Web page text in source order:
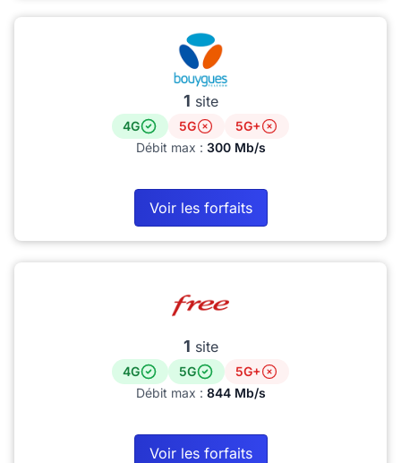
1 site
4G 5G
5G+
Débit max : 300 Mb/s
Voir les forfaits
1 site
4G 5G
5G+
Débit max : 844 Mb/s
Voir les forfaits